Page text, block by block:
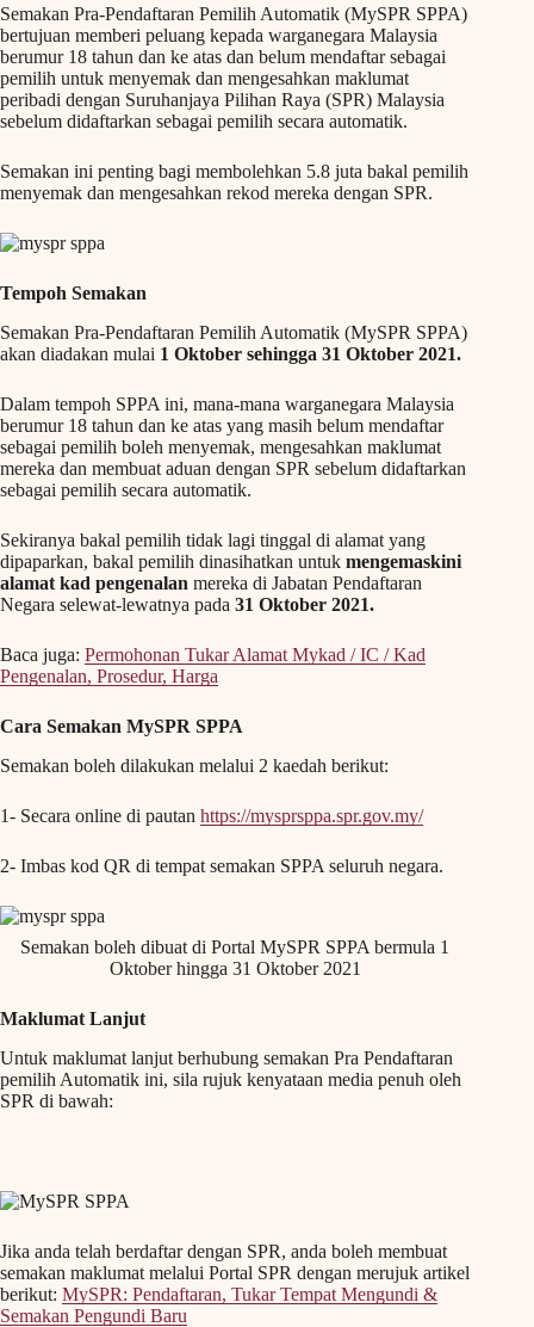
Semakan Pra-Pendaftaran Pemilih Automatik (MySPR SPPA)
bertujuan memberi peluang kepada warganegara Malaysia
berumur 18 tahun dan ke atas dan belum mendaftar sebagai
pemilih untuk menyemak dan mengesahkan maklumat
peribadi dengan Suruhanjaya Pilihan Raya (SPR) Malaysia
sebelum didaftarkan sebagai pemilih secara automatik.
Semakan ini penting bagi membolehkan 5.8 juta bakal pemilih
menyemak dan mengesahkan rekod mereka dengan SPR.
Tempoh Semakan
Semakan Pra-Pendaftaran Pemilih Automatik (MySPR SPPA)
akan diadakan mulai 1 Oktober sehingga 31 Oktober 2021.
Dalam tempoh SPPA ini, mana-mana warganegara Malaysia
berumur 18 tahun dan ke atas yang masih belum mendaftar
sebagai pemilih boleh menyemak, mengesahkan maklumat
mereka dan membuat aduan dengan SPR sebelum didaftarkan
sebagai pemilih secara automatik.
Sekiranya bakal pemilih tidak lagi tinggal di alamat yang
dipaparkan, bakal pemilih dinasihatkan untuk mengemaskini
alamat kad pengenalan mereka di Jabatan Pendaftaran
Negara selewat-lewatnya pada 31 Oktober 2021.
Baca juga: Permohonan Tukar Alamat Mykad / IC / Kad
Pengenalan, Prosedur, Harga
Cara Semakan MySPR SPPA
Semakan boleh dilakukan melalui 2 kaedah berikut:
1- Secara online di pautan https://mysprsppa.spr.gov.my/
2- Imbas kod QR di tempat semakan SPPA seluruh negara.
Semakan boleh dibuat di Portal MySPR SPPA bermula 1
Oktober hingga 31 Oktober 2021
Maklumat Lanjut
Untuk maklumat lanjut berhubung semakan Pra Pendaftaran
pemilih Automatik ini, sila rujuk kenyataan media penuh oleh
SPR di bawah:
Jika anda telah berdaftar dengan SPR, anda boleh membuat
semakan maklumat melalui Portal SPR dengan merujuk artikel
berikut: MySPR: Pendaftaran, Tukar Tempat Mengundi &
Semakan Pengundi Baru